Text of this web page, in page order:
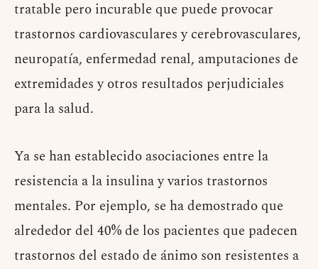
tratable pero incurable que puede provocar
trastornos cardiovasculares y cerebrovasculares,
neuropatía, enfermedad renal, amputaciones de
extremidades y otros resultados perjudiciales
para la salud.
Ya se han establecido asociaciones entre la
resistencia a la insulina y varios trastornos
mentales. Por ejemplo, se ha demostrado que
alrededor del 40% de los pacientes que padecen
trastornos del estado de ánimo son resistentes a